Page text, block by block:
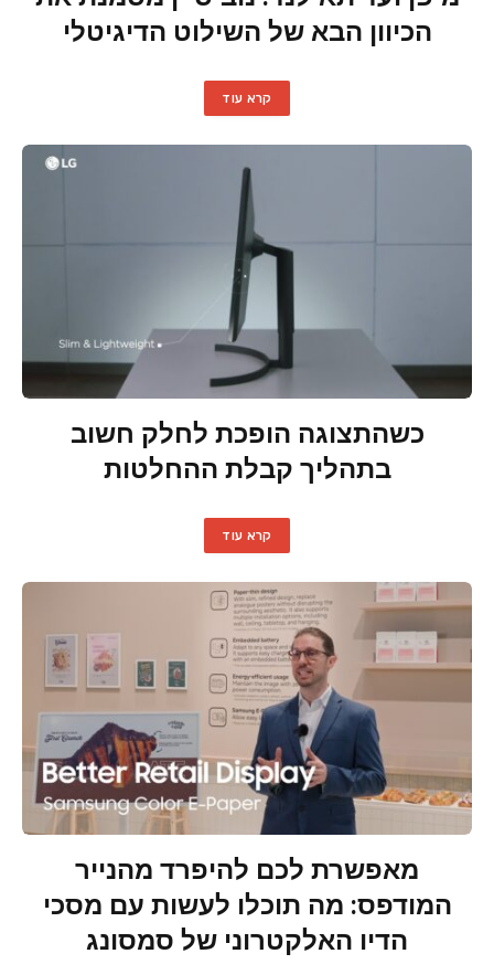
הכיוון הבא של השילוט הדיגיטלי
קרא עוד
כשהתצוגה הופכת לחלק חשוב
בתהליך קבלת ההחלטות
קרא עוד
מאפשרת לכם להיפרד מהנייר
המודפס: מה תוכלו לעשות עם מסכי
הדיו האלקטרוני של סמסונג